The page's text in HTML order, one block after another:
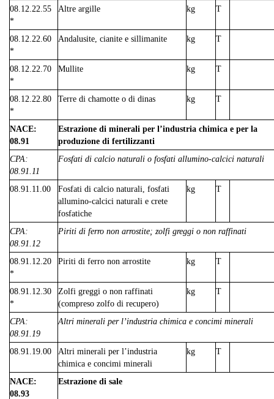
08.12.22.55
*
Altre argille kg T
08.12.22.60
*
Andalusite, cianite e sillimanite kg T
08.12.22.70
*
Mullite kg T
08.12.22.80
*
Terre di chamotte o di dinas kg T
NACE:
08.91
Estrazione di minerali per l’industria chimica e per la
produzione di fertilizzanti
CPA:
08.91.11
Fosfati di calcio naturali o fosfati allumino-calcici naturali
08.91.11.00
Fosfati di calcio naturali, fosfati
allumino-calcici naturali e crete
fosfatiche
kg T
CPA:
08.91.12
Piriti di ferro non arrostite; zolfi greggi o non raffinati
08.91.12.20
*
Piriti di ferro non arrostite kg T
08.91.12.30
*
Zolfi greggi o non raffinati
(compreso zolfo di recupero)
kg T
CPA:
08.91.19
Altri minerali per l’industria chimica e concimi minerali
08.91.19.00
Altri minerali per l’industria
chimica e concimi minerali
kg T
NACE:
08.93
Estrazione di sale